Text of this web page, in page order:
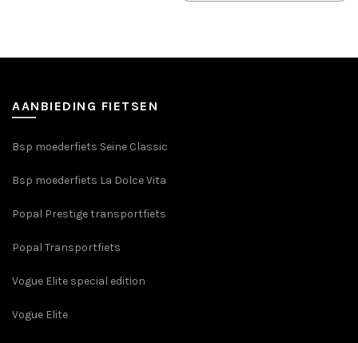
kan
op
productpagina
was:
is:
variaties.
AANBIEDING FIETSEN
Bsp moederfiets Seine Classic
Bsp moederfiets La Dolce Vita
Popal Prestige transportfiets
Popal Transportfiets
Vogue Elite special edition
Vogue Elite